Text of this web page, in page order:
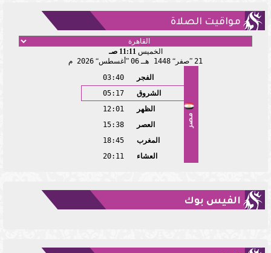
مواقيت الصلاة
الخميس11:11 صـ
21 صفر 1448 هـ 06 أغسطس 2026 م
مصر
الفجر
03:40
الشروق
05:17
الظهر
12:01
العصر
15:38
المغرب
18:45
العشاء
20:11
الفيس بوك